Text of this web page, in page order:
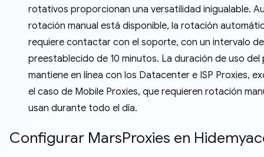
rotativos proporcionan una versatilidad inigualable.
rotación manual está disponible, la rotación
requiere contactar con el soporte, con un intervalo
preestablecido de 10 minutos. La duración de uso del
mantiene en línea con los Datacenter e ISP Proxies,
el caso de Mobile Proxies, que requieren rotación
usan durante todo el día.
Configurar MarsProxies en